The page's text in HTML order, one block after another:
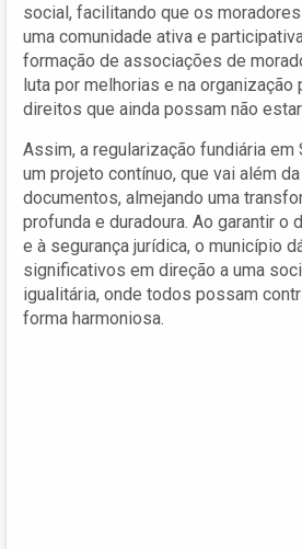
social, facilitando que os
uma comunidade ativa e
formação de associações de
luta por melhorias e na organização
direitos que ainda possam não
Assim, a regularização fundiária em
um projeto contínuo, que vai além
documentos, almejando uma
profunda e duradoura. Ao garantir o
e à segurança jurídica, o município
significativos em direção a uma
igualitária, onde todos possam
forma harmoniosa.